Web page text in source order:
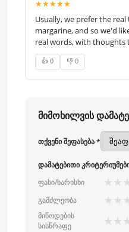
★★★★★
Usually, we prefer the
margarine, and so we'd
real words, with thoughts
👍 0 👎 0
მიმოხილვის
თქვენი შეფასება *
დამატებითი
ფასი/ხარისხი
★ ★
გამძლეობა ★ ★
მიწოდების
სისწრაფე
★ ★